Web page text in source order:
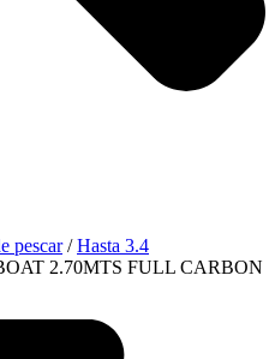
pescar/Hasta 3.4
2.70MTS FULL CARBON